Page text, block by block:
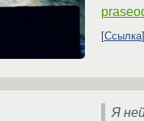
Ссылка
Я